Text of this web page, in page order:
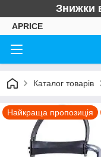
Знижки
APRICE
Каталог товарів
Найкраща пропозиція